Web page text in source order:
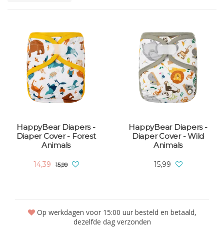
HappyBear Diapers -
Diaper Cover - Forest
Animals
14,39 15,99
HappyBear Diapers -
Diaper Cover - Wild
Animals
15,99
Op werkdagen voor 15:00 uur besteld en betaald,
dezelfde dag verzonden